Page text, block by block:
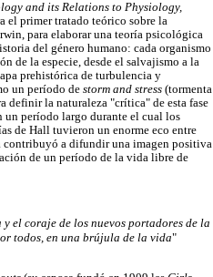
and its Relations to Physiology,
el primer tratado teórico sobre la
para elaborar una teoría psicológica
del género humano: cada organismo
de la especie, desde el salvajismo a la
prehistórica de turbulencia y
un período de storm and stress (tormenta
definir la naturaleza "crítica" de esta fase
un período largo durante el cual los
de Hall tuvieron un enorme eco entre
contribuyó a difundir una imagen positiva
de un período de la vida libre de
el coraje de los nuevos portadores de la
todos, en una brújula de la vida"